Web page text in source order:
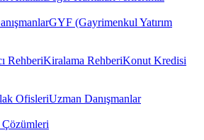
GYF (Gayrimenkul Yatırım
RehberiKiralama RehberiKonut Kredisi
OfisleriUzman Danışmanlar